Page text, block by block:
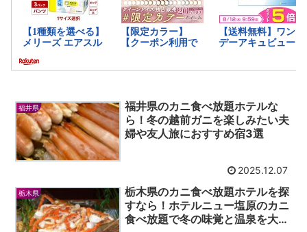
福井県
福井県のカニ食べ放題ホテルな
ら！冬の越前ガニを楽しみたい夫
婦や友人旅におすすめ宿3選
2025.12.07
栃木県
栃木県のカニ食べ放題ホテルを探
すなら！ホテルニュー塩原のカニ
食べ放題で冬の味覚と温泉を大切